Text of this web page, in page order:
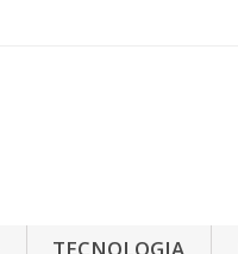
TECNOLOGIA